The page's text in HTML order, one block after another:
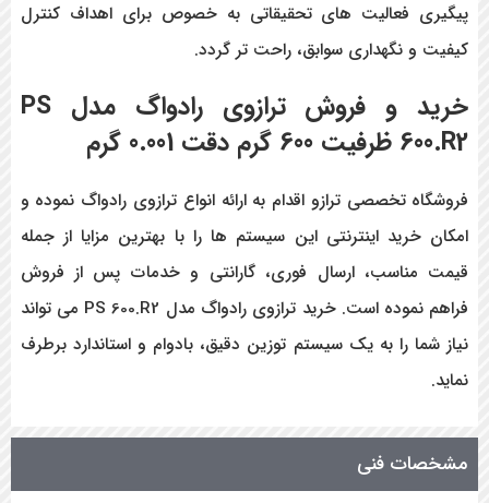
پیگیری فعالیت های تحقیقاتی به خصوص برای اهداف کنترل
کیفیت و نگهداری سوابق، راحت تر گردد.
خرید و فروش ترازوی رادواگ مدل PS
600.R2 ظرفیت 600 گرم دقت 0.001 گرم
فروشگاه تخصصی ترازو اقدام به ارائه انواع ترازوی رادواگ نموده و
امکان خرید اینترنتی این سیستم ها را با بهترین مزایا از جمله
قیمت مناسب، ارسال فوری، گارانتی و خدمات پس از فروش
فراهم نموده است. خرید ترازوی رادواگ مدل PS 600.R2 می تواند
نیاز شما را به یک سیستم توزین دقیق، بادوام و استاندارد برطرف
نماید.
مشخصات فنی